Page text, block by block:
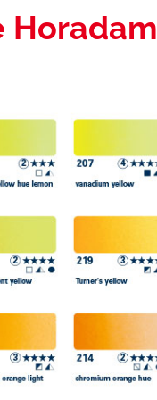
Horadam